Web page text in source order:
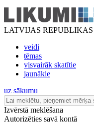
LATVIJAS
veidi
tēmas
visvairāk skatītie
jaunākie
uz sākumu
Izvērstā meklēšana
Autorizēties savā kontā